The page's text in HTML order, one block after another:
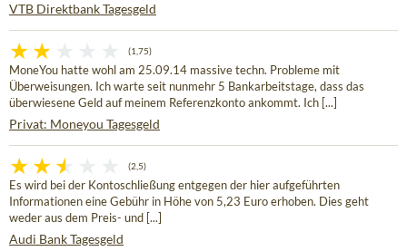
VTB Direktbank Tagesgeld
(1,75)
MoneYou hatte wohl am 25.09.14 massive techn. Probleme mit
Überweisungen. Ich warte seit nunmehr 5 Bankarbeitstage, dass das
überwiesene Geld auf meinem Referenzkonto ankommt. Ich [...]
Privat: Moneyou Tagesgeld
(2,5)
Es wird bei der Kontoschließung entgegen der hier aufgeführten
Informationen eine Gebühr in Höhe von 5,23 Euro erhoben. Dies geht
weder aus dem Preis- und [...]
Audi Bank Tagesgeld